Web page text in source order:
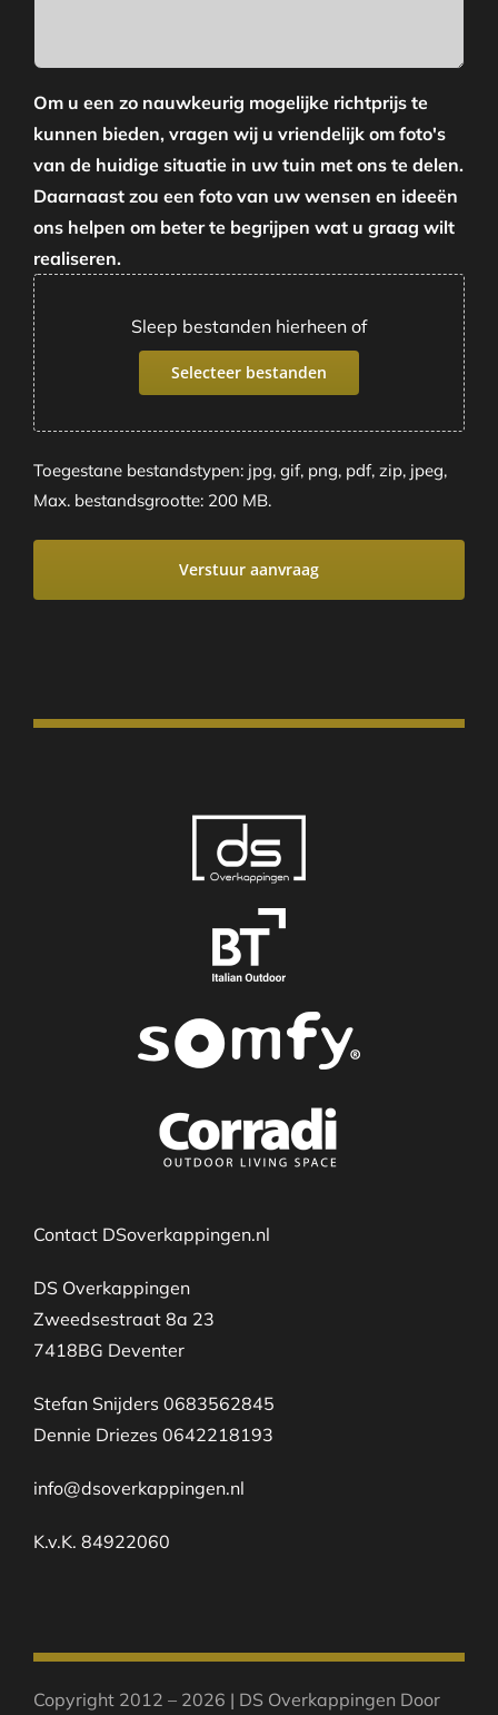
Om u een zo nauwkeurig mogelijke richtprijs te
kunnen bieden, vragen wij u vriendelijk om foto's
van de huidige situatie in uw tuin met ons te delen.
Daarnaast zou een foto van uw wensen en ideeën
ons helpen om beter te begrijpen wat u graag wilt
realiseren.
Sleep bestanden hierheen of
Selecteer bestanden
Toegestane bestandstypen: jpg, gif, png, pdf, zip, jpeg,
Max. bestandsgrootte: 200 MB.
Contact DSoverkappingen.nl
DS Overkappingen
Zweedsestraat 8a 23
7418BG Deventer
Stefan Snijders 0683562845
Dennie Driezes 0642218193
info@dsoverkappingen.nl
K.v.K. 84922060
Copyright 2012 – 2026 | DS Overkappingen Door